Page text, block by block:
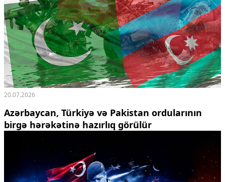
20.07.2026
Azərbaycan, Türkiyə və Pakistan ordularının
birgə hərəkətinə hazırlıq görülür